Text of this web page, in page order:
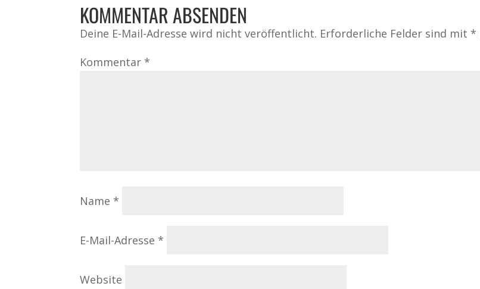
KOMMENTAR ABSENDEN
Deine E-Mail-Adresse wird nicht veröffentlicht. Erforderliche Felder sind mit *
Kommentar *
Name *
E-Mail-Adresse *
Website